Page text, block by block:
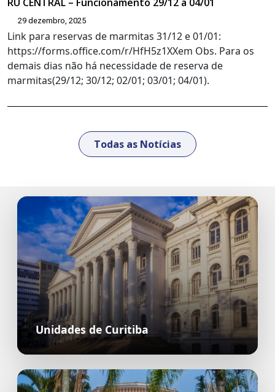
29 dezembro, 2025
Link para reservas de marmitas 31/12 e 01/01:
https://forms.office.com/r/HfH5z1XXem Obs. Para os
demais dias não há necessidade de reserva de
marmitas(29/12; 30/12; 02/01; 03/01; 04/01).
Todas as Notícias
Unidades de Curitiba